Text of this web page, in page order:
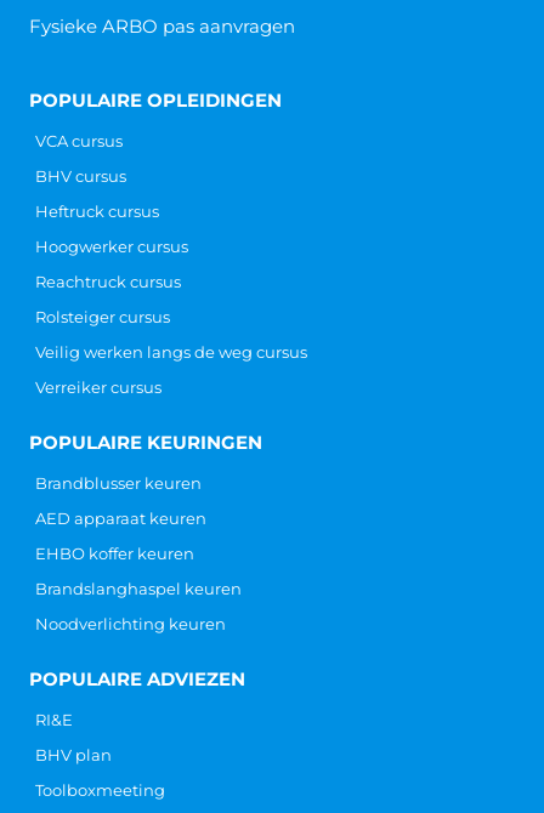
Fysieke ARBO pas aanvragen
POPULAIRE OPLEIDINGEN
VCA cursus
BHV cursus
Heftruck cursus
Hoogwerker cursus
Reachtruck cursus
Rolsteiger cursus
Veilig werken langs de weg cursus
Verreiker cursus
POPULAIRE KEURINGEN
Brandblusser keuren
AED apparaat keuren
EHBO koffer keuren
Brandslanghaspel keuren
Noodverlichting keuren
POPULAIRE ADVIEZEN
RI&E
BHV plan
Toolboxmeeting